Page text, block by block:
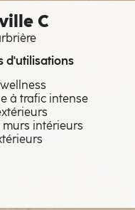
Histoire
Savoir-faire
à émotions
Réalisations
Artisans
C
d'utilisations
à trafic intense
murs intérieurs